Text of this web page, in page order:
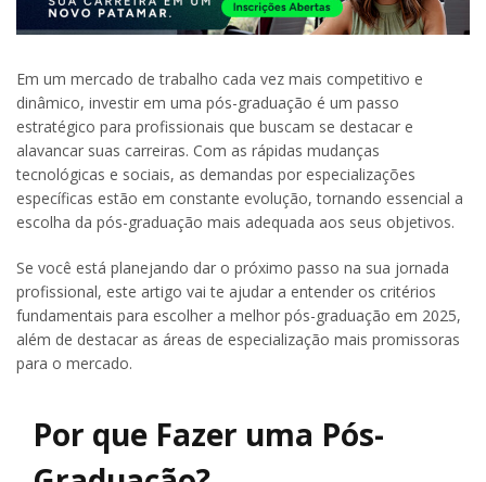
Em um mercado de trabalho cada vez mais competitivo e
dinâmico, investir em uma pós-graduação é um passo
estratégico para profissionais que buscam se destacar e
alavancar suas carreiras. Com as rápidas mudanças
tecnológicas e sociais, as demandas por especializações
específicas estão em constante evolução, tornando essencial a
escolha da pós-graduação mais adequada aos seus objetivos.
Se você está planejando dar o próximo passo na sua jornada
profissional, este artigo vai te ajudar a entender os critérios
fundamentais para escolher a melhor pós-graduação em 2025,
além de destacar as áreas de especialização mais promissoras
para o mercado.
Por que Fazer uma Pós-